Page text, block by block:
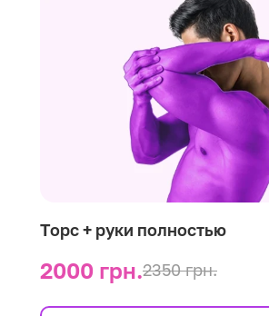
Торс + руки полностью
2000 грн.2350 грн.